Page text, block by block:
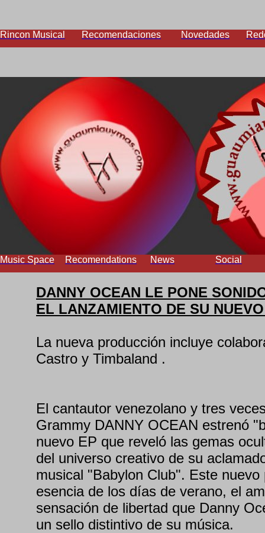
Rincon Musical Recomendaciones Novedades
Music Space Recomendations News Social
DANNY OCEAN LE PONE
EL LANZAMIENTO DE SU
La nueva producción incluye
Castro y Timbaland .
El cantautor venezolano y tres
Grammy DANNY OCEAN estrenó
nuevo EP que reveló las gemas
del universo creativo de su
musical "Babylon Club". Este
esencia de los días de verano, el
sensación de libertad que Danny
un sello distintivo de su música.